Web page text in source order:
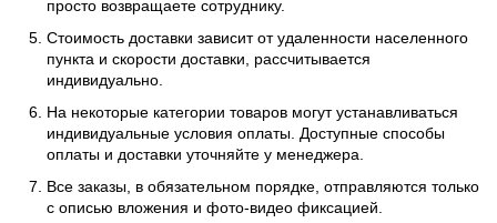
просто возвращаете сотруднику.
Стоимость доставки зависит от удаленности населенного
пункта и скорости доставки, рассчитывается
индивидуально.
На некоторые категории товаров могут устанавливаться
индивидуальные условия оплаты. Доступные способы
оплаты и доставки уточняйте у менеджера.
Все заказы, в обязательном порядке, отправляются только
с описью вложения и фото-видео фиксацией.